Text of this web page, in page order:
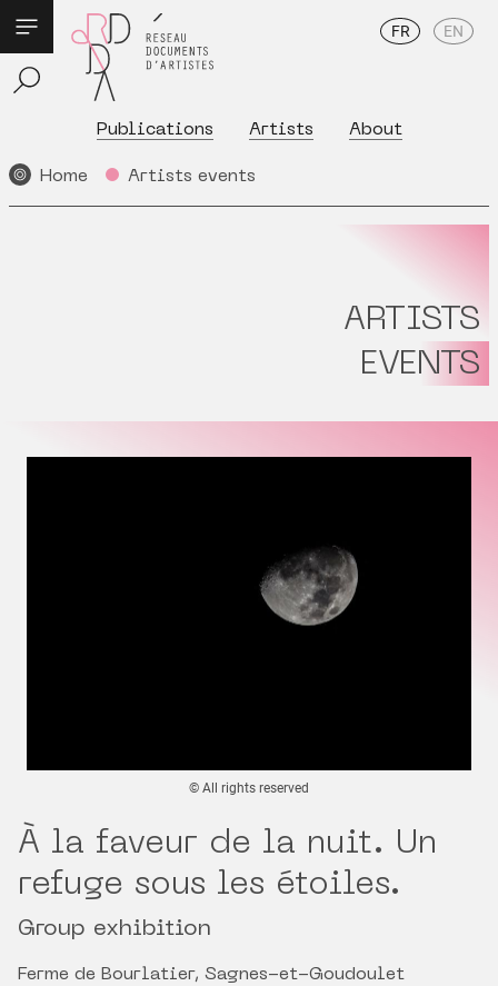
Publications Artists About
FR EN
Home Artists events
ARTISTS
EVENTS
© All rights reserved
À la faveur de la nuit. Un
refuge sous les étoiles.
Group exhibition
Ferme de Bourlatier, Sagnes-et-Goudoulet